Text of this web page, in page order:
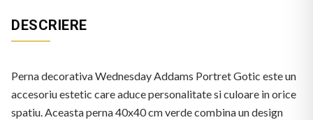
DESCRIERE
Perna decorativa Wednesday Addams Portret Gotic este un
accesoriu estetic care aduce personalitate si culoare in orice
spatiu. Aceasta perna 40x40 cm verde combina un design